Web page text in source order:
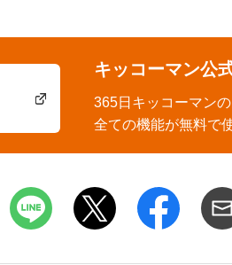
キッコーマン公
365日キッコーマン
全ての機能が無料で